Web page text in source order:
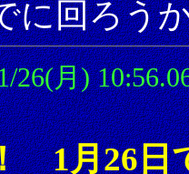
に回ろう
26(月)
1月26日